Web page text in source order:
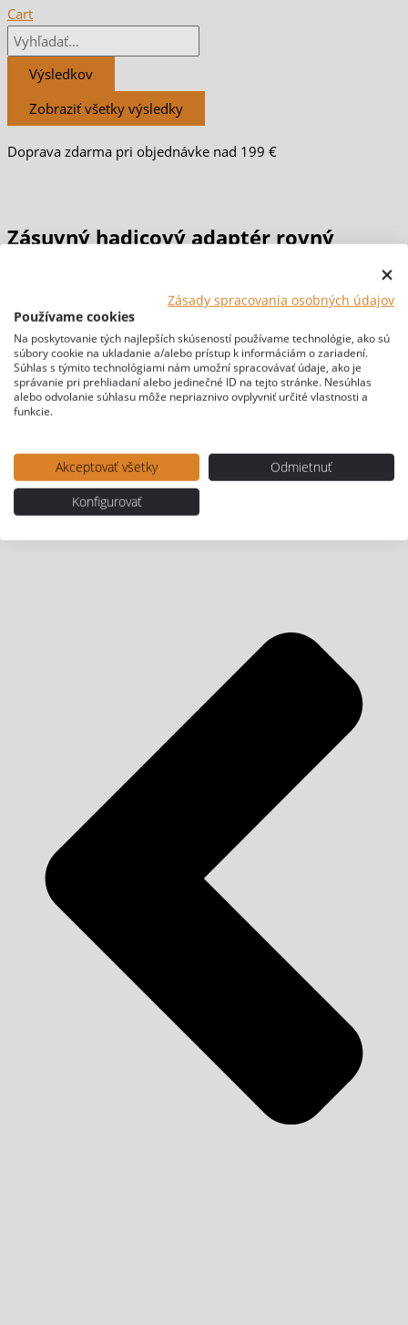
Cart
Výsledkov
Zobraziť všetky výsledky
Doprava zdarma pri objednávke nad 199 €
Zásuvný hadicový adaptér rovný
Domov VODA / Systémy vodovodných potrubí 12 mm a 3/8
palca/ Zásuvný hadicový adaptér rovný Carbest, 12 mm
[br-wapl-all]
Zásady spracovania osobných údajov
Používame cookies
Na poskytovanie tých najlepších skúseností používame technológie, ako sú
súbory cookie na ukladanie a/alebo prístup k informáciám o zariadení.
Súhlas s týmito technológiami nám umožní spracovávať údaje, ako je
správanie pri prehliadaní alebo jedinečné ID na tejto stránke. Nesúhlas
alebo odvolanie súhlasu môže nepriaznivo ovplyvniť určité vlastnosti a
funkcie.
Akceptovať všetky
Odmietnuť
Konfigurovať